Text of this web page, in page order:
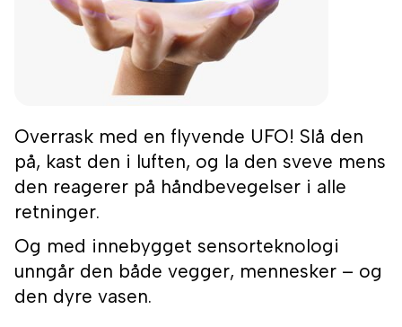
Overrask med en flyvende UFO! Slå den
på, kast den i luften, og la den sveve mens
den reagerer på håndbevegelser i alle
retninger.
Og med innebygget sensorteknologi
unngår den både vegger, mennesker – og
den dyre vasen.